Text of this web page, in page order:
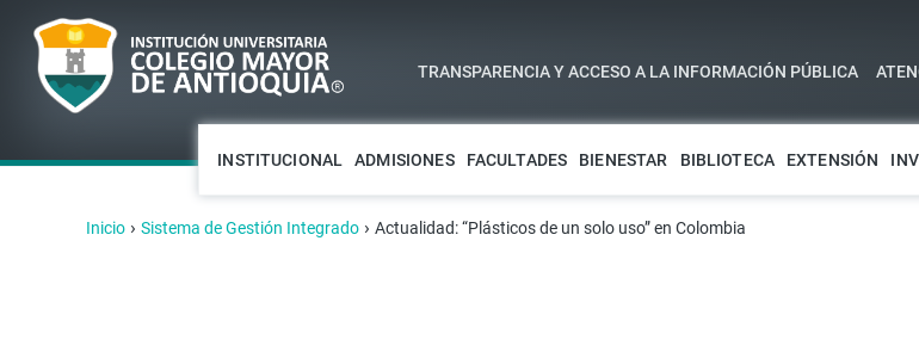
TRANSPARENCIA Y ACCESO A LA INFORMACIÓN PÚBLICA
INSTITUCIONAL ADMISIONES FACULTADES BIENESTAR BIBLIOTECA EXTENSIÓN
Inicio › Sistema de Gestión Integrado › Actualidad: “Plásticos de un solo uso” en Colombia